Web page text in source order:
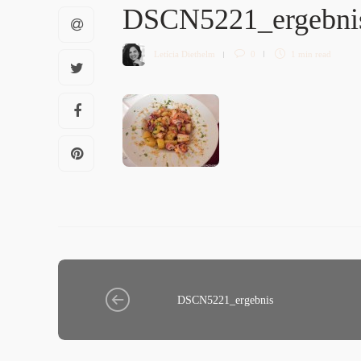
Letícia Diethelm 0 1 min read
DSCN5221_ergebnis